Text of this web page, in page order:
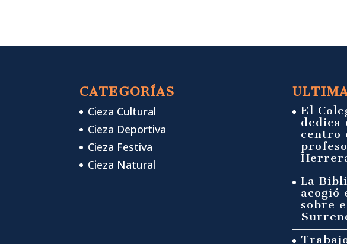
CATEGORÍAS
Cieza Cultural
Cieza Deportiva
Cieza Festiva
Cieza Natural
El
dedica
centro
La
acogió
sobre